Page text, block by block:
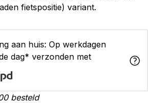
fietspositie) variant.
aan huis: Op werkdagen
dag* verzonden met
besteld